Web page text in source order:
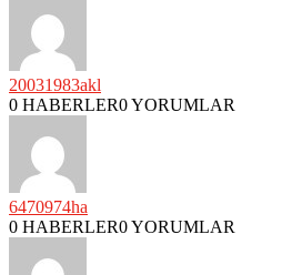
20031983akl
0 HABERLER0 YORUMLAR
6470974ha
0 HABERLER0 YORUMLAR